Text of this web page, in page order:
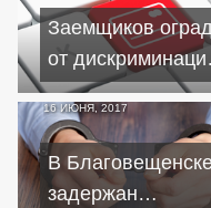
кредитования
Заемщиков
от
сфере
16 ИЮНЯ, 2017
В
задержан